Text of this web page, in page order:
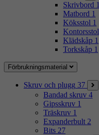
Skrivbord 1
Matbord 1
Köksstol 1
Kontorsstol
Klädskåp 1
Torkskåp 1
Förbrukningsmaterial
Skruv och plugg 37
Bandad skruv 4
Gipsskruv 1
Träskruv 1
Expanderbult 2
Bits 27